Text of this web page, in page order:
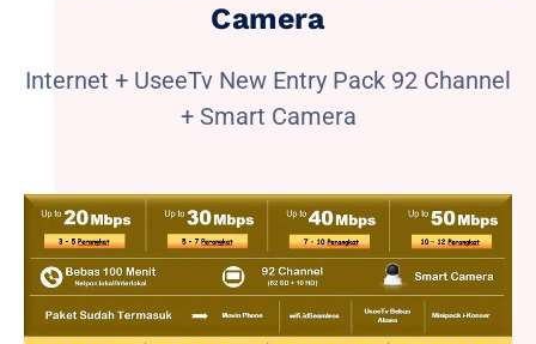
Camera
Internet + UseeTv New Entry Pack 92 Channel
+ Smart Camera